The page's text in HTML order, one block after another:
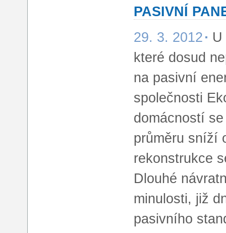
PASIVNÍ
29. 3. 2012
které dosud
na pasivní
společnosti
domácností
průměru sníží
rekonstrukce
Dlouhé
minulosti, již
pasivního